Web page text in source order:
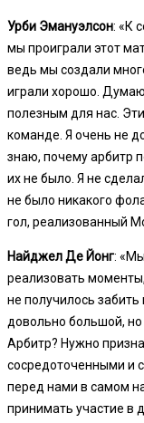
Урби Эмануэлсон: «К
мы проиграли этот
ведь мы создали
играли хорошо.
полезным для нас.
команде. Я очень не
знаю, почему арбитр
их не было. Я не
не было никакого
гол, реализованный
Найджел Де Йонг:
реализовать
не получилось
довольно большой,
Арбитр? Нужно
сосредоточенными и
перед нами в самом
принимать участие в